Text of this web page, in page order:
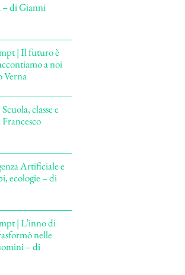
– di Gianni
| Il futuro è
a noi
Verna
classe e
Artificiale e
ecologie – di
| L’inno di
nelle
– di